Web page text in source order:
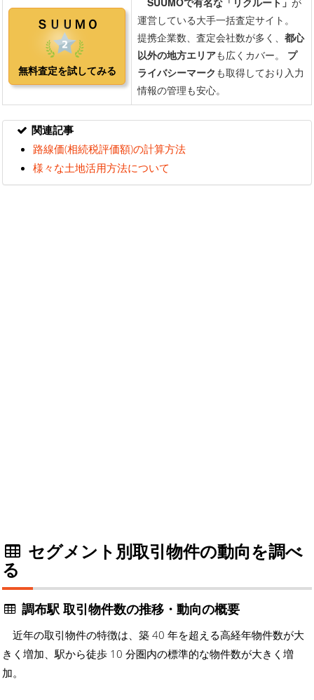
関連記事
路線価(相続税評価額)の計算方法
様々な土地活用方法について
セグメント別取引物件の動向を調べ
る
調布駅 取引物件数の推移・動向の概要
近年の取引物件の特徴は、築 40 年を超える高経年物件数が大
きく増加、駅から徒歩 10 分圏内の標準的な物件数が大きく増
加。